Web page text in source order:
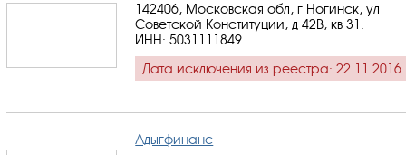
142406, Московская обл, г Ногинск, ул
Советской Конституции, д 42В, кв 31.
ИНН: 5031111849
Дата исключения из реестра: 22.11.2016.
Адыгфинанс